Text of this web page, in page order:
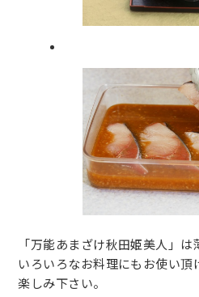
「万能あまざけ秋田姫美人」は
いろいろなお料理にもお使い
楽しみ下さい。